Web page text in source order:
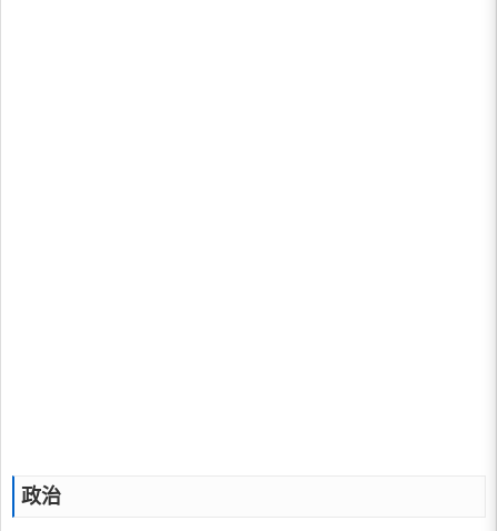
政治